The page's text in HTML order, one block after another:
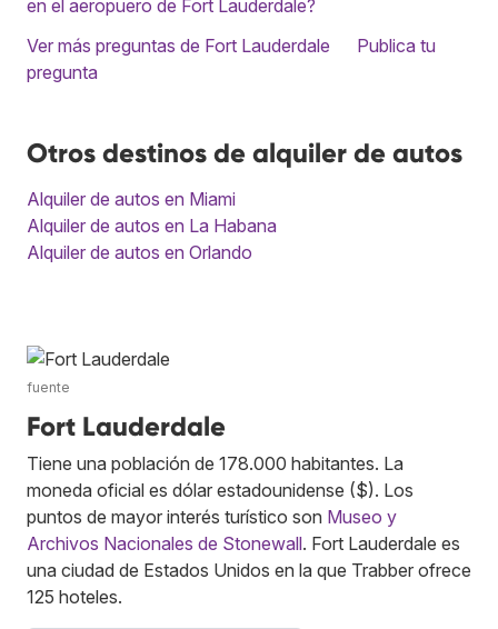
en el aeropuero de Fort Lauderdale?
Ver más preguntas de Fort Lauderdale
Publica tu
pregunta
Otros destinos de alquiler de autos
Alquiler de autos en Miami
Alquiler de autos en La Habana
Alquiler de autos en Orlando
fuente
Fort Lauderdale
Tiene una población de 178.000 habitantes. La
moneda oficial es dólar estadounidense ($). Los
puntos de mayor interés turístico son Museo y
Archivos Nacionales de Stonewall. Fort Lauderdale es
una ciudad de Estados Unidos en la que Trabber ofrece
125 hoteles.